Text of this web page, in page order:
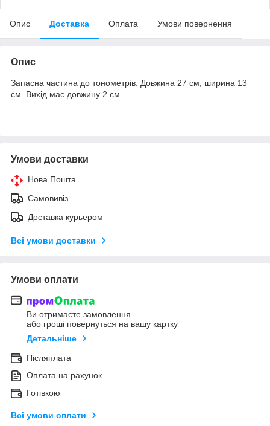
Опис Доставка Оплата Умови повернення
Опис
Запасна частина до тонометрів. Довжина 27 см, ширина 13
см. Вихід має довжину 2 см
Умови доставки
Нова Пошта
Самовивіз
Доставка курьером
Всі умови доставки
Умови оплати
Ви отримаєте замовлення
або гроші повернуться на вашу картку
Детальніше
Післяплата
Оплата на рахунок
Готівкою
Всі умови оплати